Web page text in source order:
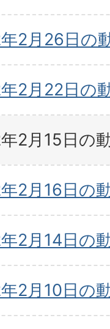
2月26日の
2月22日の
2月15日の
2月16日の
2月14日の
2月10日の